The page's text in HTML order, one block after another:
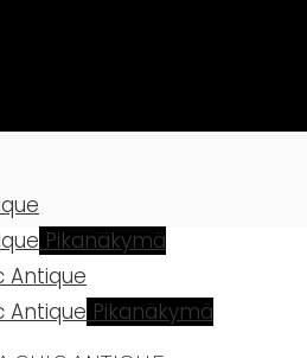
Pikanäkymä
Pikanäkymä